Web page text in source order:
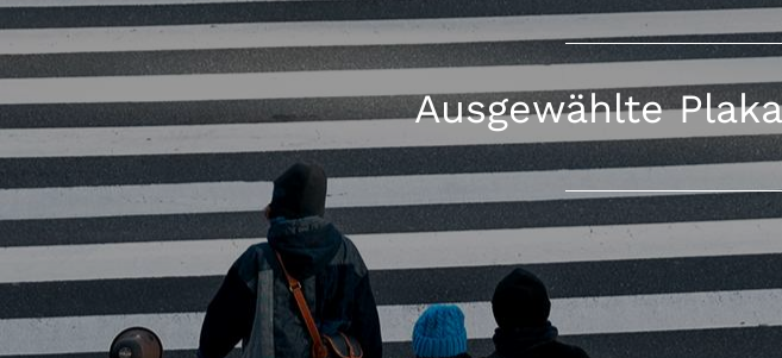
Ausgewählte